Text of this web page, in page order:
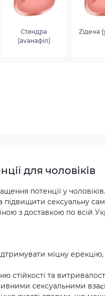
Cteндра
(avaнафіл)
Ziдена
для чоловіків
потенції у
сексуальну
з доставкою по всій
міцну
та
сексуальними